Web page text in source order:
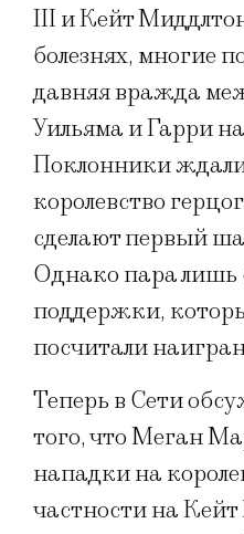
III и Кейт
болезнях, многие
давняя вражда
Уильяма и Гарри
Поклонники
королевство
сделают первый
Однако пара лишь
поддержки,
посчитали
Теперь в Сети
того, что Меган
нападки на
частности на